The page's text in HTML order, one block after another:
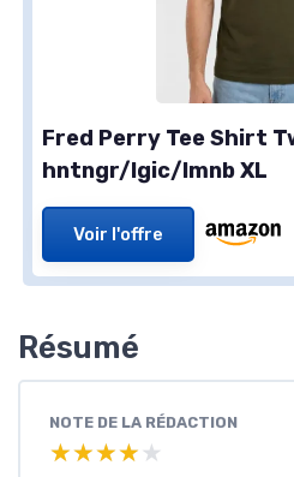
Fred Perry Tee Shirt
hntngr/lgic/lmnb XL
Voir l'offre
Résumé
NOTE DE LA RÉDACTION
★★★★★
★★★★★